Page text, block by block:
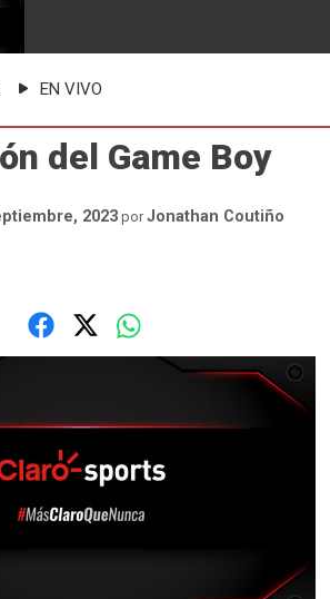
EN VIVO
del Game Boy
2023por Jonathan Coutiño